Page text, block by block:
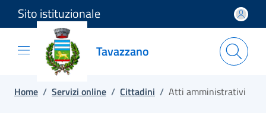
Salta e vai al contenuto
Salta e vai al footer
Sito istituzionale
Tavazzano
Home / Servizi online / Cittadini / Atti amministrativi